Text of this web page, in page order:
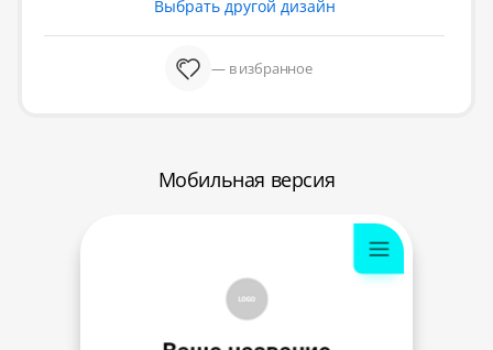
Выбрать другой дизайн
— в избранное
Мобильная версия